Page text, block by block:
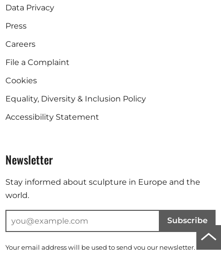
to
Data Privacy
Press
Careers
File a Complaint
Cookies
Equality, Diversity & Inclusion Policy
Accessibility Statement
Newsletter
Stay informed about sculpture in Europe and the
world.
Subscribe
Your email address will be used to send you our newsletter. For